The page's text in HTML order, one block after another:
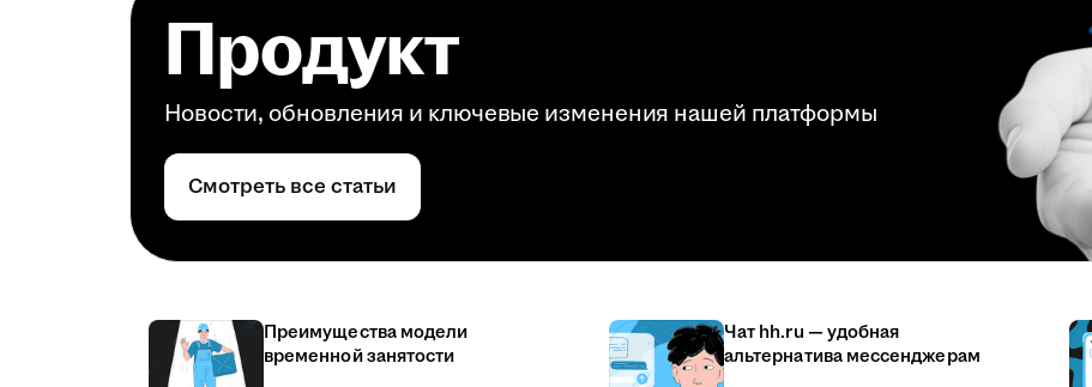
Продукт
Новости, обновления и ключевые изменения нашей платформы
Смотреть все статьи
Преимущества модели
временной занятости
Чат hh.ru — удобная
альтернатива мессенджерам